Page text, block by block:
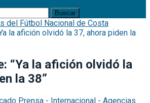
del Fútbol Nacional de Costa
la afición olvidó la 37, ahora piden la
“Ya la afición olvidó la
la 38”
Prensa - Internacional - Agencias